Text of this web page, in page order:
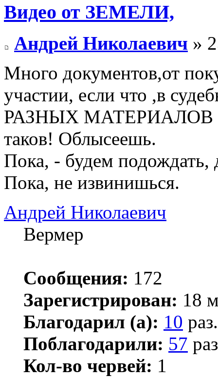
Видео от ЗЕМЕЛИ,
Андрей Николаевич »
Много документов,от
участии, если что ,в
РАЗНЫХ МАТЕРИАЛОВ
таков! Облысеешь.
Пока, - будем подождать,
Пока, не извинишься.
Андрей Николаевич
Вермер
Сообщения: 172
Зарегистрирован: 18
Благодарил (а): 10 раз.
Поблагодарили: 57
Кол-во червей: 1